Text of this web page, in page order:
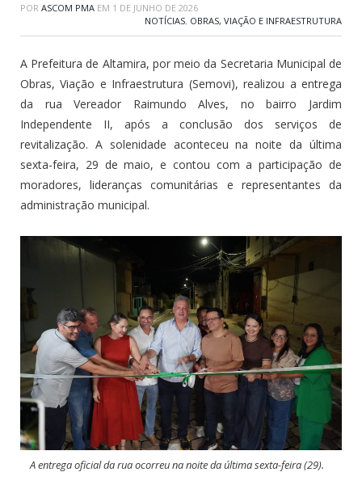
POR ASCOM PMA EM 1 DE JUNHO DE 2026
NOTÍCIAS, OBRAS, VIAÇÃO E INFRAESTRUTURA
A Prefeitura de Altamira, por meio da Secretaria Municipal de
Obras, Viação e Infraestrutura (Semovi), realizou a entrega
da rua Vereador Raimundo Alves, no bairro Jardim
Independente II, após a conclusão dos serviços de
revitalização. A solenidade aconteceu na noite da última
sexta-feira, 29 de maio, e contou com a participação de
moradores, lideranças comunitárias e representantes da
administração municipal.
A entrega oficial da rua ocorreu na noite da última sexta-feira (29).